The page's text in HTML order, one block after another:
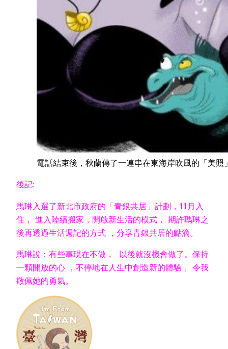
電話結束後，秋蘭傳了一連串在東海岸吹風的「美
後記:
馬琳入選了新北市政府的「青銀共居」計劃，11月入
住， 進入陸續搬家，開啟新生活的模式， 期許瑪琳之
後再透過生活週記的方式 ，分享青銀共居的點滴。
馬琳說：有些事現在不做， 以後就沒機會做了。保持
一顆開放的心 ，不停地在人生中創造新的體驗， 令我
敬佩她的勇氣。